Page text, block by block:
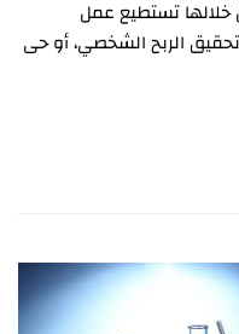
تستطيع عمل
الربح الشخصي، أو حى